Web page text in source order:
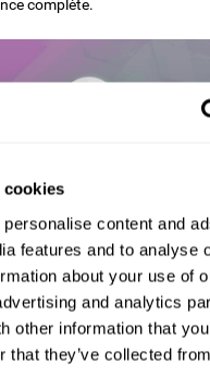
cookies
content and
features and to analyse
about your use of
and analytics
other information that
that they’ve collected
complète.